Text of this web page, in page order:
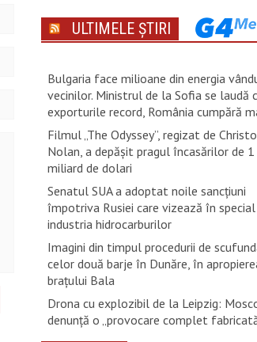
ULTIMELE ȘTIRI
Bulgaria face milioane din energia
vecinilor. Ministrul de la Sofia se laudă
exporturile record, România cumpără
Filmul „The Odyssey”, regizat de
Nolan, a depăşit pragul încasărilor de 1
miliard de dolari
Senatul SUA a adoptat noile sancţiuni
împotriva Rusiei care vizează în special
industria hidrocarburilor
Imagini din timpul procedurii de
celor două barje în Dunăre, în
brațului Bala
Drona cu explozibil de la Leipzig:
denunţă o „provocare complet